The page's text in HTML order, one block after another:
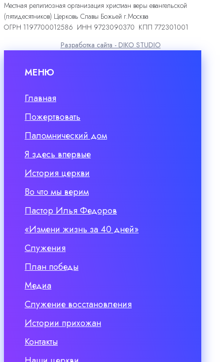
Местная религиозная организация христиан веры евангельской
(пятидесятников) Церковь Славы Божьей г.Москва
ОГРН 1197700012586 ИНН 9723090370 КПП 772301001
Разработка сайта - DIKO STUDIO
МЕНЮ
Главная
Пожертвовать
Паломнический дом
Я здесь впервые
История церкви
Во что мы верим
Пастор Илья Федоров
«Измени жизнь за 40 дней»
Служения
План победы
Медиа
Служение восстановления
Истории прихожан
Контакты